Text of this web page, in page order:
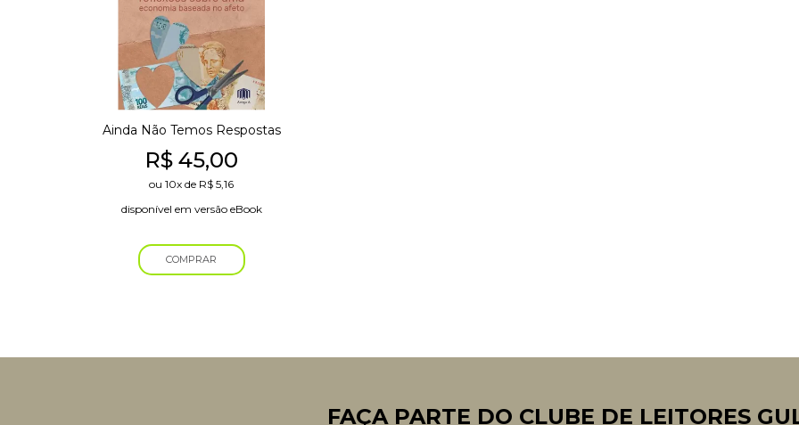
Ainda Não Temos Respostas
R$ 45,00
ou 10x de R$ 5,16
disponível em versão eBook
COMPRAR
FAÇA PARTE DO CLUBE DE LEITORES